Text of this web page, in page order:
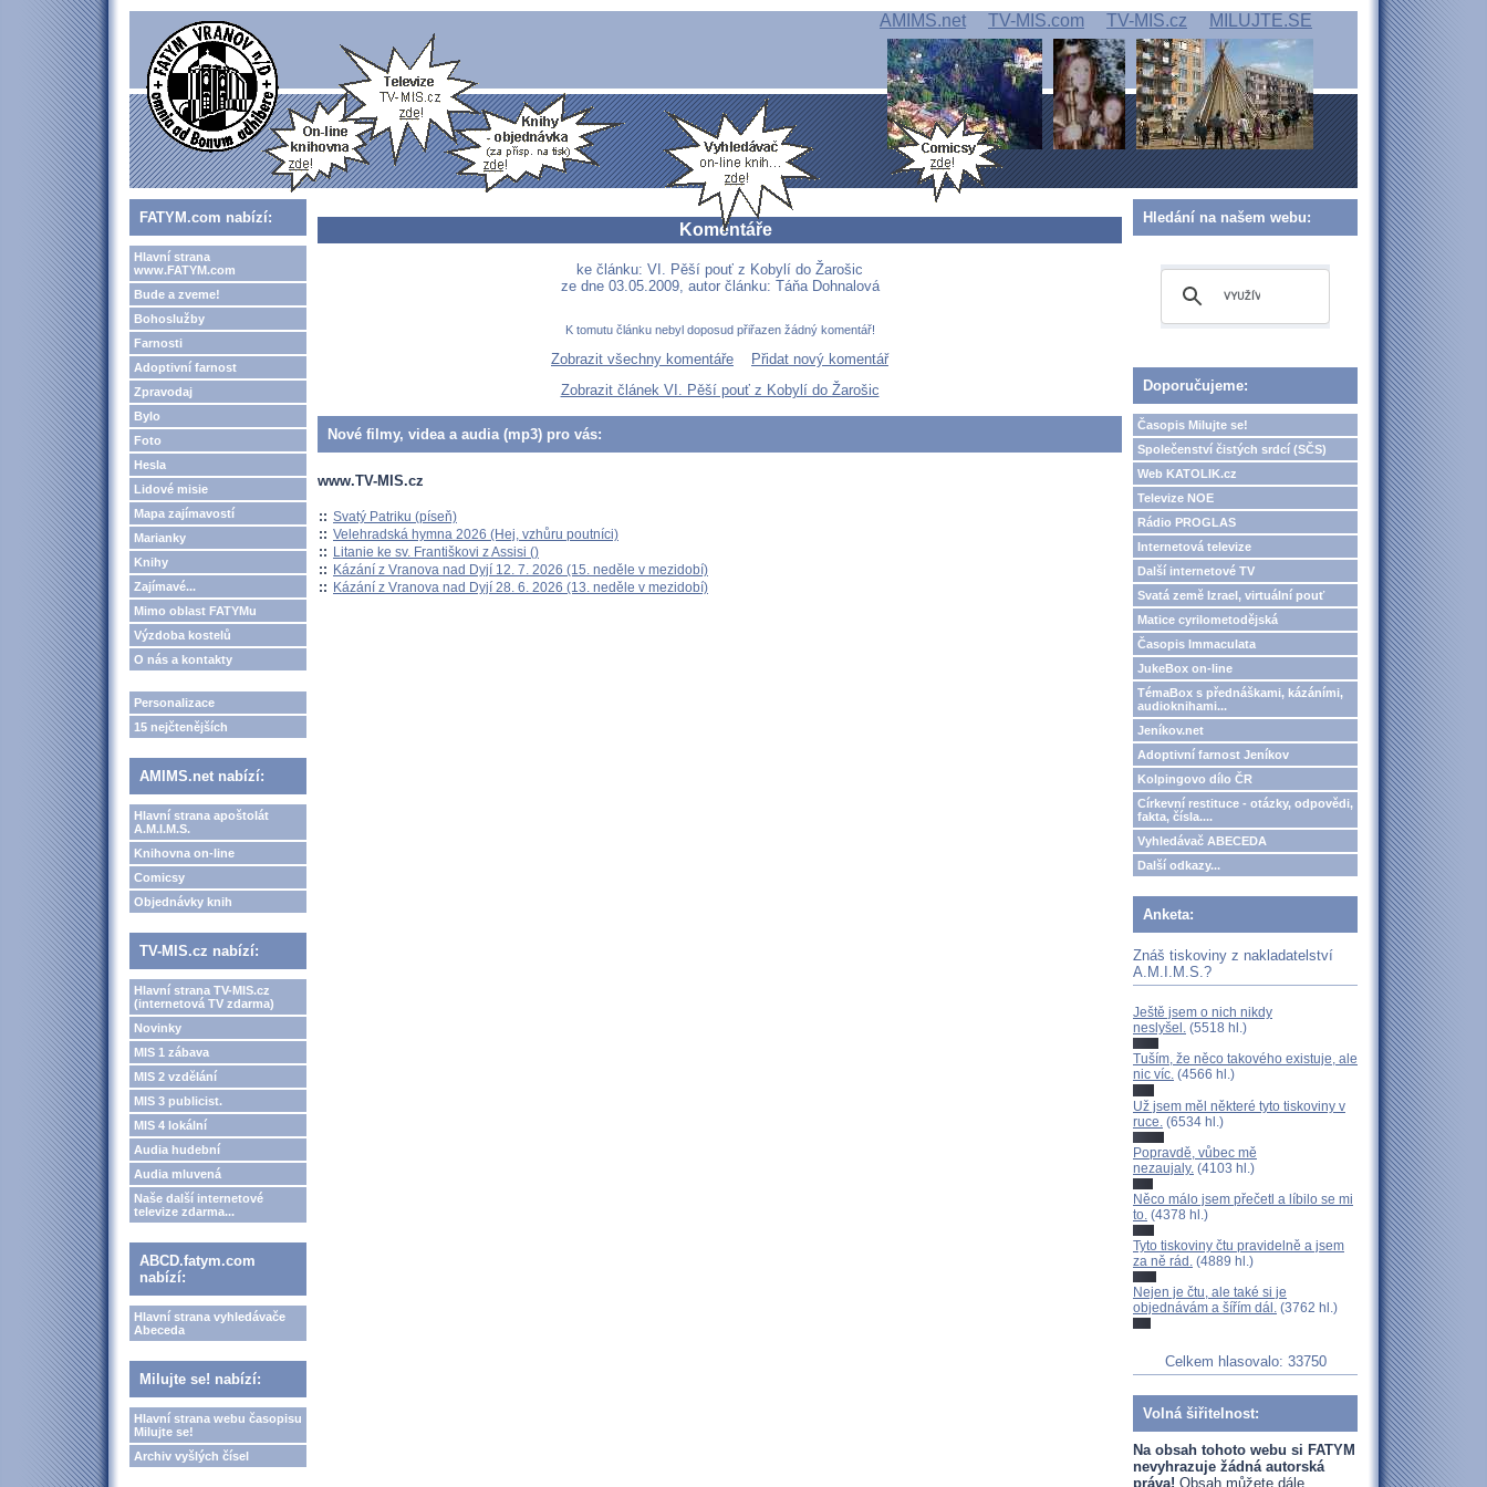
AMIMS.net TV-MIS.com TV-MIS.cz MILUJTE.SE
FATYM.com nabízí:
Hlavní strana
www.FATYM.com
Bude a zveme!
Bohoslužby
Farnosti
Adoptivní farnost
Zpravodaj
Bylo
Foto
Hesla
Lidové misie
Mapa zajímavostí
Marianky
Knihy
Zajímavé...
Mimo oblast FATYMu
Výzdoba kostelů
O nás a kontakty
Personalizace
15 nejčtenějších
AMIMS.net nabízí:
Hlavní strana apoštolát
A.M.I.M.S.
Knihovna on-line
Comicsy
Objednávky knih
TV-MIS.cz nabízí:
Hlavní strana TV-MIS.cz
(internetová TV zdarma)
Novinky
MIS 1 zábava
MIS 2 vzdělání
MIS 3 publicist.
MIS 4 lokální
Audia hudební
Audia mluvená
Naše další internetové
televize zdarma...
ABCD.fatym.com
nabízí:
Hlavní strana vyhledávače
Abeceda
Milujte se! nabízí:
Hlavní strana webu časopisu
Milujte se!
Archiv vyšlých čísel
Komentáře
ke článku: VI. Pěší pouť z Kobylí do Žarošic
ze dne 03.05.2009, autor článku: Táňa Dohnalová
K tomutu článku nebyl doposud přiřazen žádný komentář!
Zobrazit všechny komentáře
Přidat nový komentář
Zobrazit článek VI. Pěší pouť z Kobylí do Žarošic
Nové filmy, videa a audia (mp3) pro vás:
www.TV-MIS.cz
:: Svatý Patriku (píseň)
:: Velehradská hymna 2026 (Hej, vzhůru poutníci)
:: Litanie ke sv. Františkovi z Assisi ()
:: Kázání z Vranova nad Dyjí 12. 7. 2026 (15. neděle v mezidobí)
:: Kázání z Vranova nad Dyjí 28. 6. 2026 (13. neděle v mezidobí)
Hledání na našem webu:
Doporučujeme:
Časopis Milujte se!
Společenství čistých srdcí (SČS)
Web KATOLIK.cz
Televize NOE
Rádio PROGLAS
Internetová televize
Další internetové TV
Svatá země Izrael, virtuální pouť
Matice cyrilometodějská
Časopis Immaculata
JukeBox on-line
TémaBox s přednáškami, kázáními,
audioknihami...
Jeníkov.net
Adoptivní farnost Jeníkov
Kolpingovo dílo ČR
Církevní restituce - otázky, odpovědi,
fakta, čísla....
Vyhledávač ABECEDA
Další odkazy...
Anketa:
Znáš tiskoviny z nakladatelství
A.M.I.M.S.?
Ještě jsem o nich nikdy
neslyšel. (5518 hl.)
Tuším, že něco takového existuje, ale
nic víc. (4566 hl.)
Už jsem měl některé tyto tiskoviny v
ruce. (6534 hl.)
Popravdě, vůbec mě
nezaujaly. (4103 hl.)
Něco málo jsem přečetl a líbilo se mi
to. (4378 hl.)
Tyto tiskoviny čtu pravidelně a jsem
za ně rád. (4889 hl.)
Nejen je čtu, ale také si je
objednávám a šířím dál. (3762 hl.)
Celkem hlasovalo: 33750
Volná šiřitelnost:
Na obsah tohoto webu si FATYM
nevyhrazuje žádná autorská
práva! Obsah můžete dále